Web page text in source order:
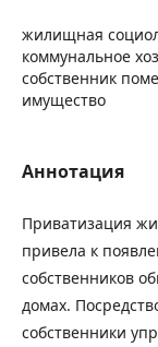
жилищная
коммунальное
собственник
имущество
Аннотация
Приватизация
привела к
собственников
домах.
собственники